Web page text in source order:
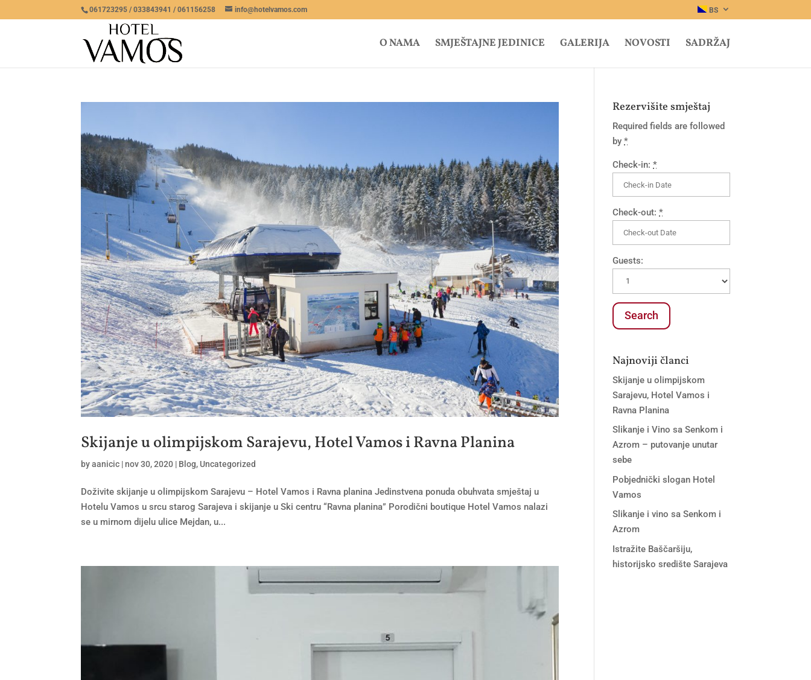
061723295 / 033843941 / 061156258 info@hotelvamos.com BS
O NAMA SMJEŠTAJNE JEDINICE GALERIJA NOVOSTI SADRŽAJ
Skijanje u olimpijskom Sarajevu, Hotel Vamos i Ravna Planina
byaanicic |nov 30, 2020 | Blog, Uncategorized
Doživite skijanje u olimpijskom Sarajevu – Hotel Vamos i Ravna planina Jedinstvena ponuda obuhvata smještaj u
Hotelu Vamos u srcu starog Sarajeva i skijanje u Ski centru “Ravna planina” Porodični boutique Hotel Vamos nalazi
se u mirnom dijelu ulice Mejdan, u...
Rezervišite smještaj
Required fields are followed
by*
Check-in:*
Check-out:*
Guests:
Najnoviji članci
Skijanje u olimpijskom
Sarajevu, Hotel Vamos i
Ravna Planina
Slikanje i Vino sa Senkom i
Azrom – putovanje unutar
sebe
Pobjednički slogan Hotel
Vamos
Slikanje i vino sa Senkom i
Azrom
Istražite Baščaršiju,
historijsko središte Sarajeva